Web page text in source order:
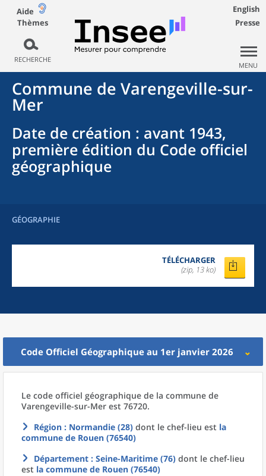
Aide
Thèmes
RECHERCHE
English
Presse
MENU
Commune de Varengeville-sur-
Mer
Date de création : avant 1943,
première édition du Code officiel
géographique
GÉOGRAPHIE
TÉLÉCHARGER
(zip, 13 ko)
Code Officiel Géographique au 1er janvier 2026
Le code officiel géographique de la commune de
Varengeville-sur-Mer est 76720.
Région : Normandie (28) dont le chef-lieu est la
commune de Rouen (76540)
Département : Seine-Maritime (76) dont le chef-lieu
est la commune de Rouen (76540)